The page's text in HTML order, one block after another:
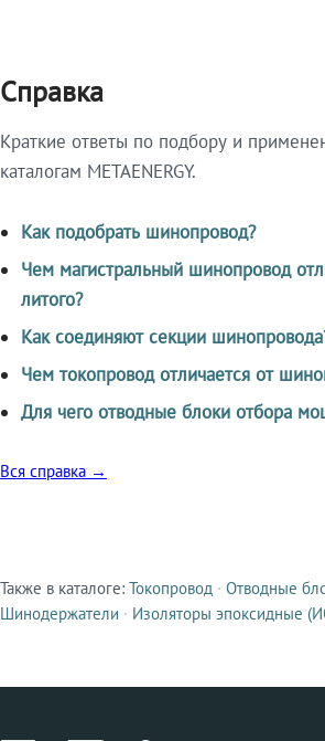
Справка
Краткие ответы по подбору и
каталогам METAENERGY.
Как подобрать шинопровод?
Чем магистральный шинопровод
литого?
Как соединяют секции
Чем токопровод отличается от
Для чего отводные блоки отбора
Вся справка →
Смежные продукты
Также в каталоге: Токопровод · Отводные
Шинодержатели · Изоляторы эпоксидные